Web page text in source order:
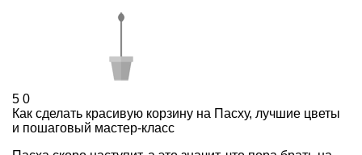
5 0
Как сделать красивую корзину на Пасху, лучшие цветы
и пошаговый мастер-класс